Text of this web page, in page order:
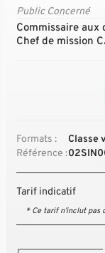
Public Concerné
Commissaire aux
Chef de mission
Formats :
Classe
Référence :
Tarif indicatif
* Ce tarif n’inclut pas